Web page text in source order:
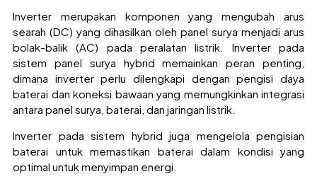
Inverter merupakan komponen yang mengubah arus
searah (DC) yang dihasilkan oleh panel surya menjadi arus
bolak-balik (AC) pada peralatan listrik. Inverter pada
sistem panel surya hybrid memainkan peran penting,
dimana inverter perlu dilengkapi dengan pengisi daya
baterai dan koneksi bawaan yang memungkinkan integrasi
antara panel surya, baterai, dan jaringan listrik.
Inverter pada sistem hybrid juga mengelola pengisian
baterai untuk memastikan baterai dalam kondisi yang
optimal untuk menyimpan energi.